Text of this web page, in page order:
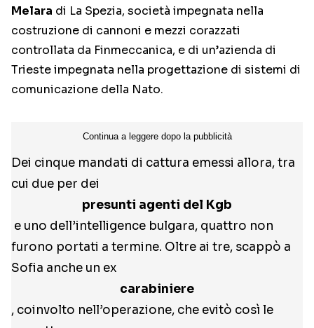
Melara di La Spezia, società impegnata nella
costruzione di cannoni e mezzi corazzati
controllata da Finmeccanica, e di un’azienda di
Trieste impegnata nella progettazione di sistemi di
comunicazione della Nato.
Dei cinque mandati di cattura emessi allora, tra
cui due per dei
presunti agenti del Kgb
e uno dell’intelligence bulgara, quattro non
furono portati a termine. Oltre ai tre, scappò a
Sofia anche un ex
carabiniere
, coinvolto nell’operazione, che evitò così le